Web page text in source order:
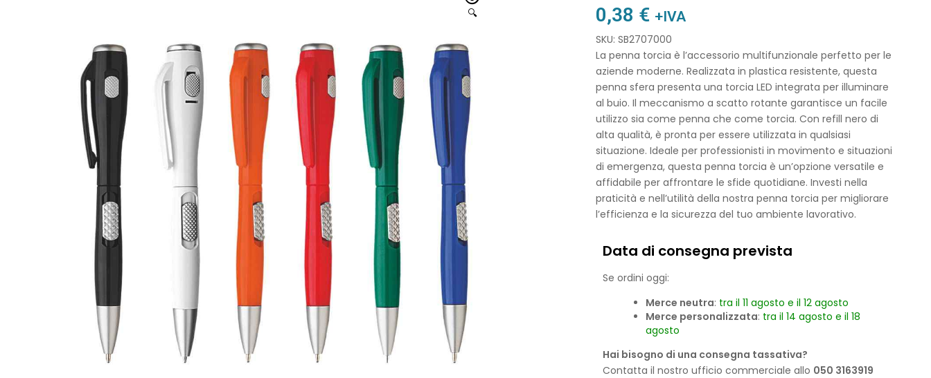
🔍 0,38 € +IVA
SKU: SB2707000
La penna torcia è l’accessorio multifunzionale perfetto per le
aziende moderne. Realizzata in plastica resistente, questa
penna sfera presenta una torcia LED integrata per illuminare
al buio. Il meccanismo a scatto rotante garantisce un facile
utilizzo sia come penna che come torcia. Con refill nero di
alta qualità, è pronta per essere utilizzata in qualsiasi
situazione. Ideale per professionisti in movimento e situazioni
di emergenza, questa penna torcia è un’opzione versatile e
affidabile per affrontare le sfide quotidiane. Investi nella
praticità e nell’utilità della nostra penna torcia per migliorare
l’efficienza e la sicurezza del tuo ambiente lavorativo.
Data di consegna prevista
Se ordini oggi:
Merce neutra: tra il 11 agosto e il 12 agosto
Merce personalizzata: tra il 14 agosto e il 18
agosto
Hai bisogno di una consegna tassativa?
Contatta il nostro ufficio commerciale allo 050 3163919